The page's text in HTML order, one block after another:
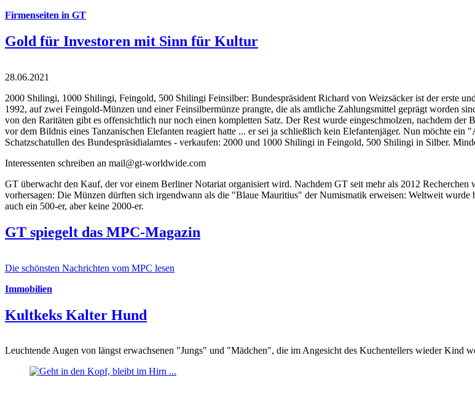
Firmenseiten in GT
Gold für Investoren mit Sinn für Kultur
28.06.2021
2000 Shilingi, 1000 Shilingi, Feingold, 500 Shilingi Feinsilber: Bundespräsident Richard von Weizsäcker ist der erste
1992, auf zwei Feingold-Münzen und einer Feinsilbermünze prangte, die als amtliche Zahlungsmittel geprägt worden
von den Raritäten gibt es offensichtlich nur noch einen kompletten Satz. Der Rest wurde eingeschmolzen, nachdem
vor dem Bildnis eines Tanzanischen Elefanten reagiert hatte ... er sei ja schließlich kein Elefantenjäger. Nun möchte
Schatzschatullen des Bundespräsidialamtes - verkaufen: 2000 und 1000 Shilingi in Feingold, 500 Shilingi in Silber.
Interessenten schreiben an mail@gt-worldwide.com
GT überwacht den Kauf, der vor einem Berliner Notariat organisiert wird. Nachdem GT seit mehr als 2012
vorhersagen: Die Münzen dürften sich irgendwann als die "Blaue Mauritius" der Numismatik erweisen: Weltweit
auch ein 500-er, aber keine 2000-er.
GT spiegelt das MPC-Magazin
Die schönsten Nachrichten vom MPC lesen
Immobilien
Kultkeks Kalter Hund
Leuchtende Augen von längst erwachsenen "Jungs" und "Mädchen", die im Angesicht des Kuchentellers wieder Kind